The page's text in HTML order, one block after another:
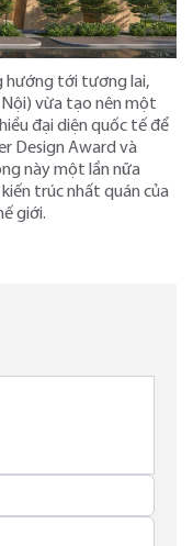
hướng tới tương lai,
vừa tạo nên một
đại diện quốc tế để
Design Award và
này một lần nữa
trúc nhất quán của
giới.